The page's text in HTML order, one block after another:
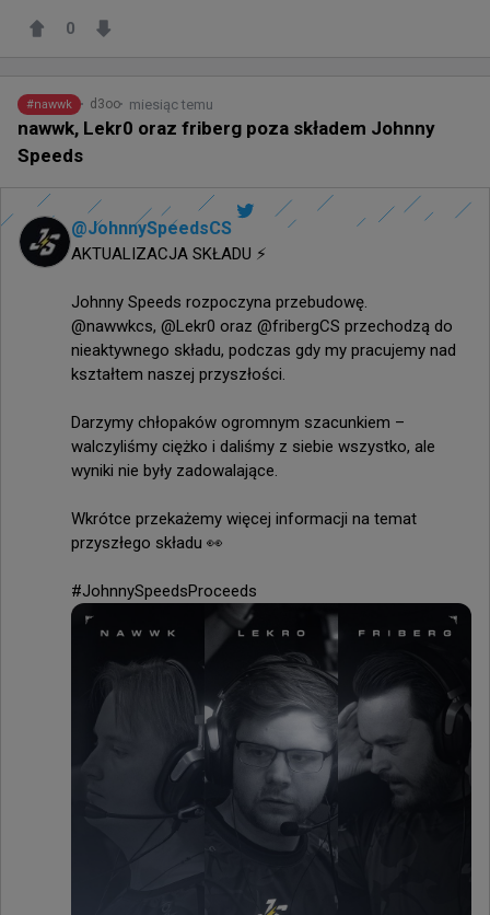
0
#nawwk d3oo miesiąc temu
nawwk, Lekr0 oraz friberg poza składem Johnny
Speeds
@JohnnySpeedsCS
AKTUALIZACJA SKŁADU ⚡️
Johnny Speeds rozpoczyna przebudowę.
@nawwkcs, @Lekr0 oraz @fribergCS przechodzą do
nieaktywnego składu, podczas gdy my pracujemy nad
kształtem naszej przyszłości.
Darzymy chłopaków ogromnym szacunkiem –
walczyliśmy ciężko i daliśmy z siebie wszystko, ale
wyniki nie były zadowalające.
Wkrótce przekażemy więcej informacji na temat
przyszłego składu 👀
#JohnnySpeedsProceeds